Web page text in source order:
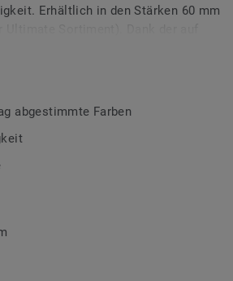
Erhältlich in den Stärken 60 mm
Farben sorgen Sie für
abgestimmte Farben